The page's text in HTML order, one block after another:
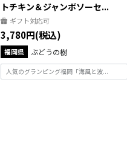
トチキン＆ジャンボソーセ...
ギフト対応可
3,780円(税込)
福岡県 ぶどうの樹
人気のグランピング福岡「海風と波...